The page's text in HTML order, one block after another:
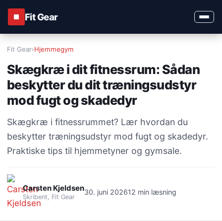
Fit Gear
Fit Gear›Hjemmegym
Skægkræ i dit fitnessrum: Sådan
beskytter du dit træningsudstyr
mod fugt og skadedyr
Skægkræ i fitnessrummet? Lær hvordan du
beskytter træningsudstyr mod fugt og skadedyr.
Praktiske tips til hjemmetyner og gymsale.
Carsten Kjeldsen
Skribent, Fit Gear
30. juni 202612 min læsning